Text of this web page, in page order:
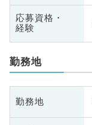
応募資格・
経験
勤務地
勤務地